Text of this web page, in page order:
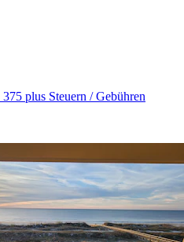
plus Steuern / Gebühren